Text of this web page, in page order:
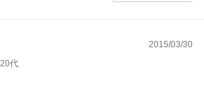
2015/03/30
20代